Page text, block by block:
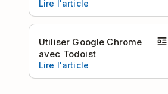
Lire l'article
Utiliser Google Chrome
avec Todoist
Lire l'article